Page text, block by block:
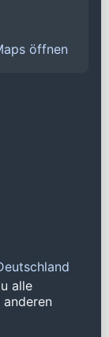
öffnen
alle